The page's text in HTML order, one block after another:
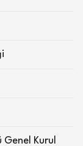
Kurul